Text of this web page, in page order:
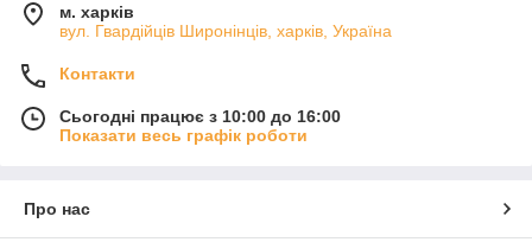
м. харків
вул. Гвардійців Широнінців, харків, Україна
Контакти
Сьогодні працює з 10:00 до 16:00
Показати весь графік роботи
Про нас